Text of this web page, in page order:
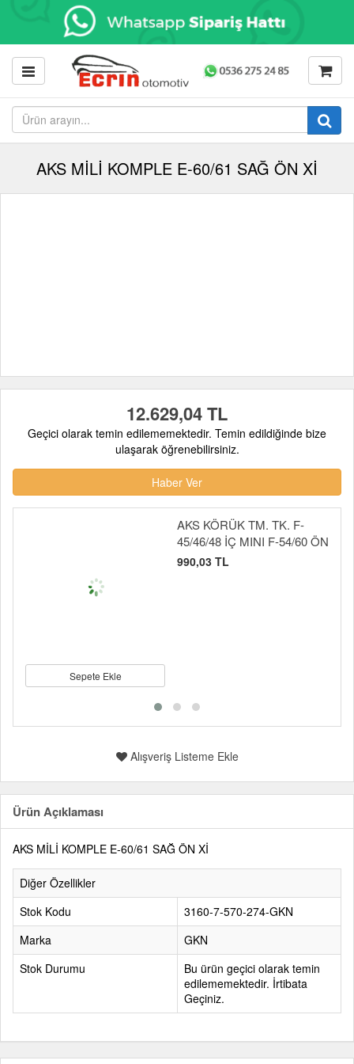
AKS MİLİ KOMPLE E-60/61 SAĞ ÖN Xİ
12.629,04 TL
Geçici olarak temin edilememektedir. Temin edildiğinde bize
ulaşarak öğrenebilirsiniz.
Haber Ver
Sepete Ekle
AKS KÖRÜK TM. TK. F-
45/46/48 İÇ MINI F-54/60 ÖN
990,03 TL
Alışveriş Listeme Ekle
Ürün Açıklaması
AKS MİLİ KOMPLE E-60/61 SAĞ ÖN Xİ
Diğer Özellikler
Stok Kodu
3160-7-570-274-GKN
Marka
GKN
Stok Durumu
Bu ürün geçici olarak temin
edilememektedir. İrtibata
Geçiniz.